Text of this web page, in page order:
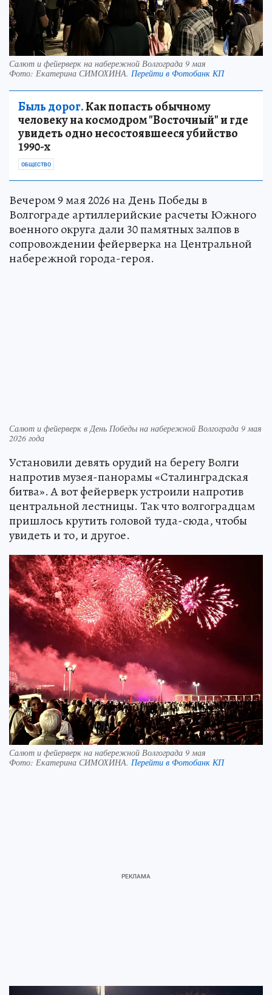
Салют и фейерверк на набережной Волгограда 9 мая
Фото: Екатерина СИМОХИНА. Перейти в Фотобанк КП
Быль дорог.Как попасть обычному
человеку на космодром "Восточный" и где
увидеть одно несостоявшееся убийство
1990-х
ОБЩЕСТВО
Вечером 9 мая 2026 на День Победы в
Волгограде артиллерийские расчеты Южного
военного округа дали 30 памятных залпов в
сопровождении фейерверка на Центральной
набережной города-героя.
Салют и фейерверк в День Победы на набережной Волгограда 9 мая
2026 года
Установили девять орудий на берегу Волги
напротив музея-панорамы «Сталинградская
битва». А вот фейерверк устроили напротив
центральной лестницы. Так что волгоградцам
пришлось крутить головой туда-сюда, чтобы
увидеть и то, и другое.
Салют и фейерверк на набережной Волгограда 9 мая
Фото: Екатерина СИМОХИНА. Перейти в Фотобанк КП